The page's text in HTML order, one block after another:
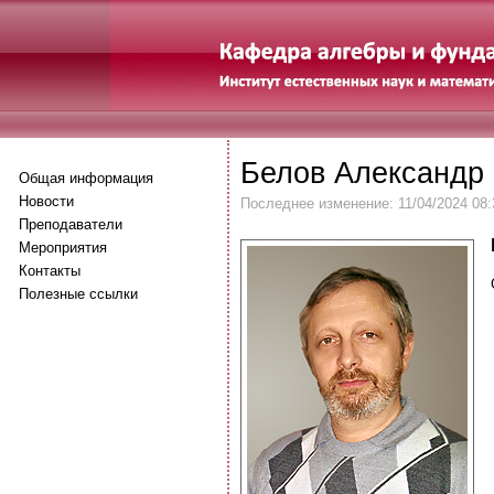
Общая информация
Новости
Преподаватели
Мероприятия
Контакты
Полезные ссылки
Белов
Последнее изменение: 11/04/2024